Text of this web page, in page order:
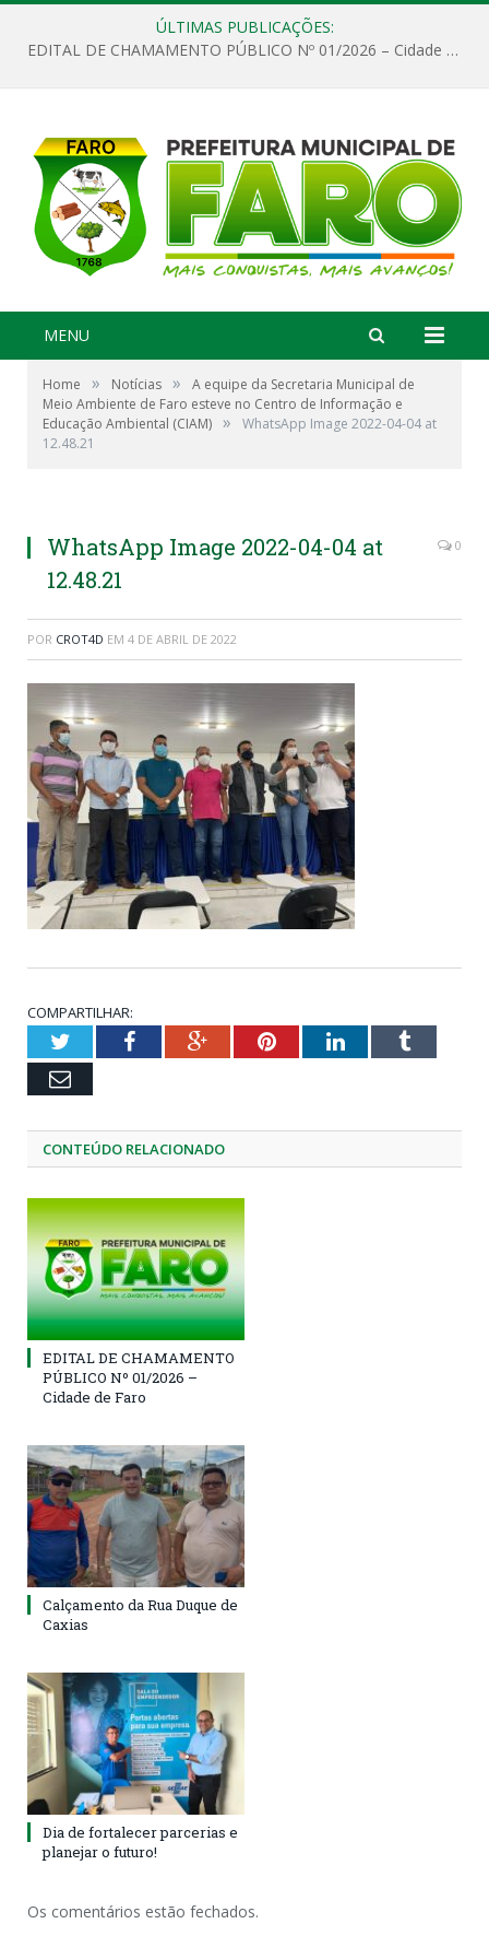
ÚLTIMAS PUBLICAÇÕES:
EDITAL DE CHAMAMENTO PÚBLICO Nº 01/2026 – Cidade de Faro
MENU
Home » Notícias »
A equipe da Secretaria Municipal de
Meio Ambiente de Faro esteve no Centro de Informação e
Educação Ambiental (CIAM) »
WhatsApp Image 2022-04-04 at
12.48.21
WhatsApp Image 2022-04-04 at
12.48.21
0
POR CROT4D EM 4 DE ABRIL DE 2022
COMPARTILHAR:
TwitterFacebookGoogle+PinterestLinkedInTumblr
Email
CONTEÚDO RELACIONADO
EDITAL DE CHAMAMENTO
PÚBLICO Nº 01/2026 –
Cidade de Faro
Calçamento da Rua Duque de
Caxias
Dia de fortalecer parcerias e
planejar o futuro!
Os comentários estão fechados.